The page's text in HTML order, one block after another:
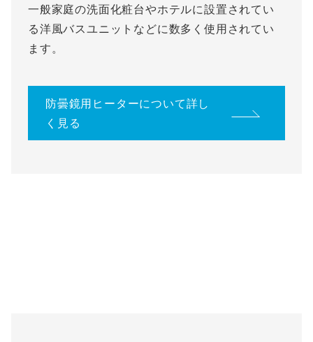
一般家庭の洗面化粧台やホテルに設置されてい
る洋風バスユニットなどに数多く使用されてい
ます。
防曇鏡用ヒーターについて詳し
く見る